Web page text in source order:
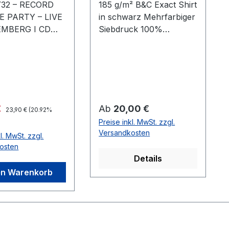
– RECORD
PARTY – LIVE
I CD
&
wie M.I.G.23,
Prototyp
auf der
– ein
Zeit
und wir
einen
Regulärer Preis:
23,90 € (20.92%
MwSt. zzgl.
Warenkorb
185 g/m² B&C Exact Shirt
in schwarz Mehrfarbiger
Siebdruck 100%
Regulärer Preis:
Ab 20,00 €
Preise inkl. MwSt. zzgl.
Versandkosten
Details